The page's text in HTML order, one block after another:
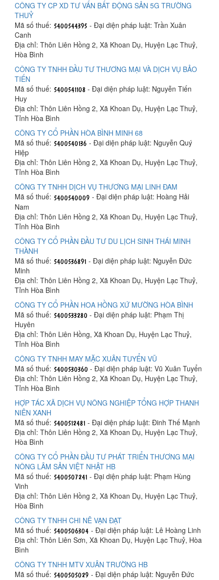
CÔNG TY CP XD TƯ VẤN BẤT ĐỘNG SẢN 5G TRƯỜNG
THUỶ
Mã số thuế:
- Đại diện pháp luật: Trần Xuân
Canh
Địa chỉ: Thôn Liên Hồng 2, Xã Khoan Dụ, Huyện Lạc Thuỷ,
Hòa Bình
CÔNG TY TNHH ĐẦU TƯ THƯƠNG MẠI VÀ DỊCH VỤ BẢO
TIẾN
Mã số thuế:
- Đại diện pháp luật: Nguyễn Tiến
Huy
Địa chỉ: Thôn Liên Hồng 2, Xã Khoan Dụ, Huyện Lạc Thuỷ,
Tỉnh Hòa Bình
CÔNG TY CỔ PHẦN HÒA BÌNH MINH 68
Mã số thuế:
- Đại diện pháp luật: Nguyễn Quý
Hiệp
Địa chỉ: Thôn Liên Hồng 2, Xã Khoan Dụ, Huyện Lạc Thuỷ,
Tỉnh Hòa Bình
CÔNG TY TNHH DỊCH VỤ THƯƠNG MẠI LINH ĐAM
Mã số thuế:
- Đại diện pháp luật: Hoàng Hải
Nam
Địa chỉ: Thôn Liên Hồng 2, Xã Khoan Dụ, Huyện Lạc Thuỷ,
Tỉnh Hòa Bình
CÔNG TY CỔ PHẦN ĐẦU TƯ DU LỊCH SINH THÁI MINH
THÀNH
Mã số thuế:
- Đại diện pháp luật: Nguyễn Đức
Minh
Địa chỉ: Thôn Liên Hồng 2, Xã Khoan Dụ, Huyện Lạc Thuỷ,
Tỉnh Hòa Bình
CÔNG TY CỔ PHẦN HOA HỒNG XỨ MƯỜNG HÒA BÌNH
Mã số thuế:
- Đại diện pháp luật: Phạm Thị
Huyên
Địa chỉ: Thôn Liên Hồng, Xã Khoan Dụ, Huyện Lạc Thuỷ,
Tỉnh Hòa Bình
CÔNG TY TNHH MAY MẶC XUÂN TUYỂN VŨ
Mã số thuế:
- Đại diện pháp luật: Vũ Xuân Tuyển
Địa chỉ: Thôn Liên Hồng 2, Xã Khoan Dụ, Huyện Lạc Thuỷ,
Tỉnh Hòa Bình
HỢP TÁC XÃ DỊCH VỤ NÔNG NGHIỆP TỔNG HỢP THANH
NIÊN XANH
Mã số thuế:
- Đại diện pháp luật: Đinh Thế Mạnh
Địa chỉ: Thôn Liên Hồng 2, Xã Khoan Dụ, Huyện Lạc Thuỷ,
Hòa Bình
CÔNG TY CỔ PHẦN ĐẦU TƯ PHÁT TRIỂN THƯƠNG MẠI
NÔNG LÂM SẢN VIỆT NHẬT HB
Mã số thuế:
- Đại diện pháp luật: Phạm Hùng
Vinh
Địa chỉ: Thôn Liên Hồng 2, Xã Khoan Dụ, Huyện Lạc Thuỷ,
Hòa Bình
CÔNG TY TNHH CHI NÊ VẠN ĐẠT
Mã số thuế:
- Đại diện pháp luật: Lê Hoàng Linh
Địa chỉ: Thôn Liên Sơn, Xã Khoan Dụ, Huyện Lạc Thuỷ, Hòa
Bình
CÔNG TY TNHH MTV XUÂN TRƯỜNG HB
Mã số thuế:
- Đại diện pháp luật: Nguyễn Đức